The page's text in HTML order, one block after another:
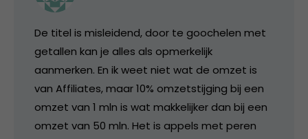
De titel is misleidend, door te goochelen met
getallen kan je alles als opmerkelijk
aanmerken. En ik weet niet wat de omzet is
van Affiliates, maar 10% omzetstijging bij een
omzet van 1 mln is wat makkelijker dan bij een
omzet van 50 mln. Het is appels met peren